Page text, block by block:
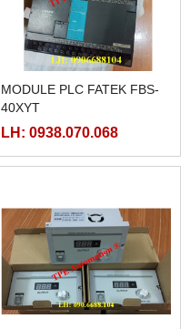
MODULE PLC FATEK FBS-
40XYT
LH: 0938.070.068